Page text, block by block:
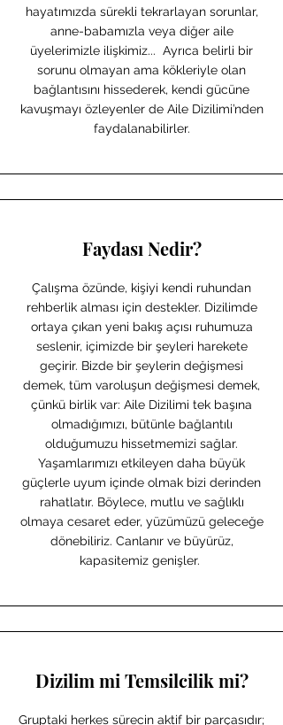
hayatımızda sürekli tekrarlayan sorunlar,
anne-babamızla veya diğer aile
üyelerimizle ilişkimiz... Ayrıca belirli bir
sorunu olmayan ama kökleriyle olan
bağlantısını hissederek, kendi gücüne
kavuşmayı özleyenler de Aile Dizilimi’nden
faydalanabilirler.
Faydası Nedir?
Çalışma özünde, kişiyi kendi ruhundan
rehberlik alması için destekler. Dizilimde
ortaya çıkan yeni bakış açısı ruhumuza
seslenir, içimizde bir şeyleri harekete
geçirir. Bizde bir şeylerin değişmesi
demek, tüm varoluşun değişmesi demek,
çünkü birlik var: Aile Dizilimi tek başına
olmadığımızı, bütünle bağlantılı
olduğumuzu hissetmemizi sağlar.
Yaşamlarımızı etkileyen daha büyük
güçlerle uyum içinde olmak bizi derinden
rahatlatır. Böylece, mutlu ve sağlıklı
olmaya cesaret eder, yüzümüzü geleceğe
dönebiliriz. Canlanır ve büyürüz,
kapasitemiz genişler.
Dizilim mi Temsilcilik mi?
Gruptaki herkes sürecin aktif bir parçasıdır;